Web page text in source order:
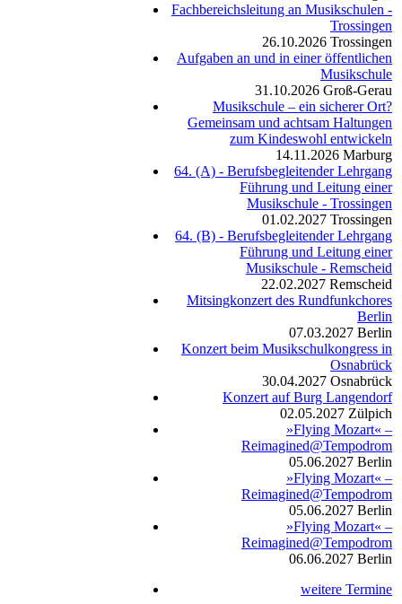
Fachbereichsleitung an Musikschulen -
Trossingen
26.10.2026 Trossingen
Aufgaben an und in einer öffentlichen
Musikschule
31.10.2026 Groß-Gerau
Musikschule – ein sicherer Ort?
Gemeinsam und achtsam Haltungen
zum Kindeswohl entwickeln
14.11.2026 Marburg
64. (A) - Berufsbegleitender Lehrgang
Führung und Leitung einer
Musikschule - Trossingen
01.02.2027 Trossingen
64. (B) - Berufsbegleitender Lehrgang
Führung und Leitung einer
Musikschule - Remscheid
22.02.2027 Remscheid
Mitsingkonzert des Rundfunkchores
Berlin
07.03.2027 Berlin
Konzert beim Musikschulkongress in
Osnabrück
30.04.2027 Osnabrück
Konzert auf Burg Langendorf
02.05.2027 Zülpich
»Flying Mozart« –
Reimagined@Tempodrom
05.06.2027 Berlin
»Flying Mozart« –
Reimagined@Tempodrom
05.06.2027 Berlin
»Flying Mozart« –
Reimagined@Tempodrom
06.06.2027 Berlin
weitere Termine